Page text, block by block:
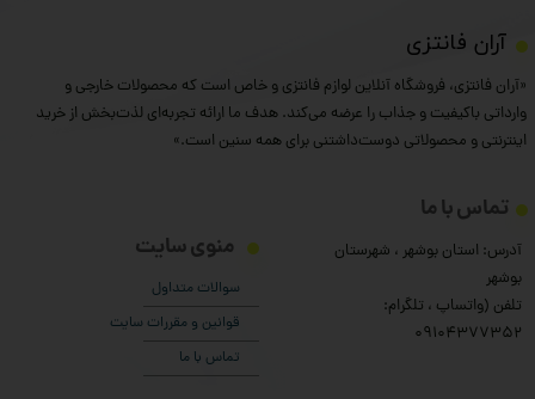
​آران فانتزی
«آران فانتزی، فروشگاه آنلاین لوازم فانتزی و خاص است که محصولات خارجی و
وارداتی باکیفیت و جذاب را عرضه می‌کند. هدف ما ارائه تجربه‌ای لذت‌بخش از خرید
اینترنتی و محصولاتی دوست‌داشتنی برای همه سنین است.»
منوی سایت
سوالات متداول
قوانین و مقررات سایت
تماس با ما
تماس با ما
آدرس: استان بوشهر ، شهرستان
بوشهر
تلفن (واتساپ ، تلگرام:
۰9104377352